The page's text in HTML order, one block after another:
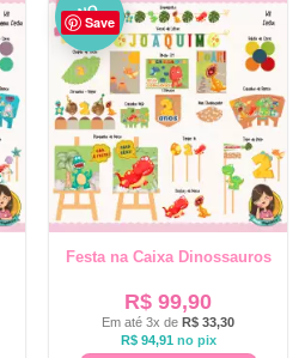
Save
NO
VO
Festa na Caixa Dinossauros
R$ 99,90
Em até 3x de R$ 33,30
R$94,91 no pix